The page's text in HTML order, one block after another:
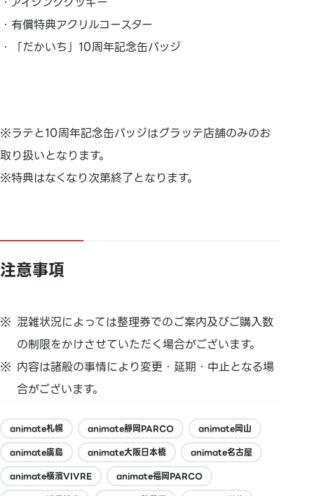
・有償特典アクリルコースター
・「だかいち」10周年記念缶バッジ
※ラテと10周年記念缶バッジはグラッテ店舗のみのお
取り扱いとなります。
※特典はなくなり次第終了となります。
注意事項
混雑状況によっては整理券でのご案内及びご購入数
の制限をかけさせていただく場合がございます。
内容は諸般の事情により変更・延期・中止となる場
合がございます。
animate札幌 animate靜岡PARCO
animate岡山
animate廣島
animate大阪日本橋
animate名古屋
animate橫濱VIVRE
animate福岡PARCO